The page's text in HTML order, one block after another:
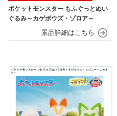
ポケットモンスター もふぐっとぬい
ぐるみ～カゲボウズ・ゾロア～